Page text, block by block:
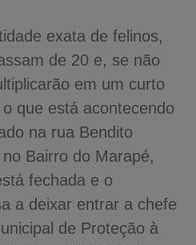
exata de felinos,
de 20 e, se não
em um curto
que está acontecendo
na rua Bendito
Bairro do Marapé,
fechada e o
a deixar entrar a chefe
de Proteção à